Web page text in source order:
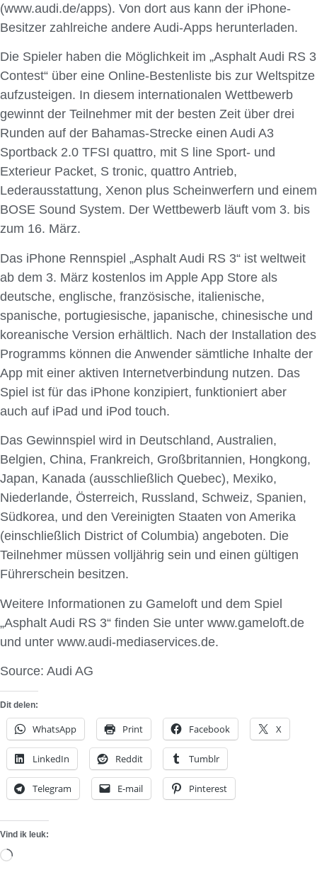
(www.audi.de/apps). Von dort aus kann der iPhone-
Besitzer zahlreiche andere Audi-Apps herunterladen.
Die Spieler haben die Möglichkeit im „Asphalt Audi RS 3
Contest“ über eine Online-Bestenliste bis zur Weltspitze
aufzusteigen. In diesem internationalen Wettbewerb
gewinnt der Teilnehmer mit der besten Zeit über drei
Runden auf der Bahamas-Strecke einen Audi A3
Sportback 2.0 TFSI quattro, mit S line Sport- und
Exterieur Packet, S tronic, quattro Antrieb,
Lederausstattung, Xenon plus Scheinwerfern und einem
BOSE Sound System. Der Wettbewerb läuft vom 3. bis
zum 16. März.
Das iPhone Rennspiel „Asphalt Audi RS 3“ ist weltweit
ab dem 3. März kostenlos im Apple App Store als
deutsche, englische, französische, italienische,
spanische, portugiesische, japanische, chinesische und
koreanische Version erhältlich. Nach der Installation des
Programms können die Anwender sämtliche Inhalte der
App mit einer aktiven Internetverbindung nutzen. Das
Spiel ist für das iPhone konzipiert, funktioniert aber
auch auf iPad und iPod touch.
Das Gewinnspiel wird in Deutschland, Australien,
Belgien, China, Frankreich, Großbritannien, Hongkong,
Japan, Kanada (ausschließlich Quebec), Mexiko,
Niederlande, Österreich, Russland, Schweiz, Spanien,
Südkorea, und den Vereinigten Staaten von Amerika
(einschließlich District of Columbia) angeboten. Die
Teilnehmer müssen volljährig sein und einen gültigen
Führerschein besitzen.
Weitere Informationen zu Gameloft und dem Spiel
„Asphalt Audi RS 3“ finden Sie unter www.gameloft.de
und unter www.audi-mediaservices.de.
Source: Audi AG
Dit delen:
WhatsApp Print Facebook X
LinkedIn Reddit Tumblr
Telegram E-mail Pinterest
Vind ik leuk:
Aan